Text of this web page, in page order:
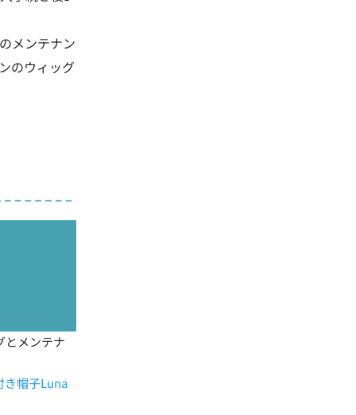
メンテナン
のウィッグ
とメンテナ
き帽子Luna